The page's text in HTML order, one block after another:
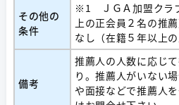
その他の
条件
※1 ＪＧＡ加盟クラ
上の正会員２名の推
なし（在籍５年以上
備考
推薦人の人数に応じ
り。推薦人がいない
や面接などで推薦人